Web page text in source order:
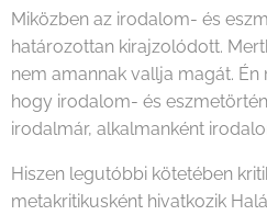
Miközben az irodalom- és
határozottan kirajzolódott.
nem amannak vallja magát.
hogy irodalom- és
irodalmár, alkalmanként
Hiszen legutóbbi kötetében
metakritikusként hivatkozik